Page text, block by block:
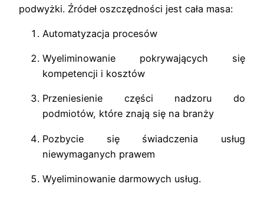
podwyżki. Źródeł oszczędności jest cała masa:
Automatyzacja procesów
Wyeliminowanie pokrywających się
kompetencji i kosztów
Przeniesienie części nadzoru do
podmiotów, które znają się na branży
Pozbycie się świadczenia usług
niewymaganych prawem
Wyeliminowanie darmowych usług.